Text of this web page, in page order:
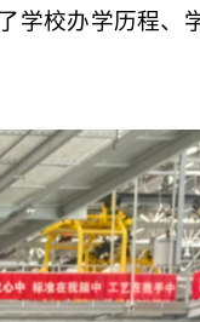
校办学历程、